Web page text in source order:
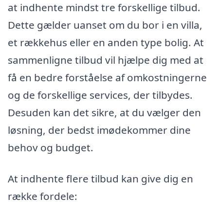
at indhente mindst tre forskellige tilbud.
Dette gælder uanset om du bor i en villa,
et rækkehus eller en anden type bolig. At
sammenligne tilbud vil hjælpe dig med at
få en bedre forståelse af omkostningerne
og de forskellige services, der tilbydes.
Desuden kan det sikre, at du vælger den
løsning, der bedst imødekommer dine
behov og budget.
At indhente flere tilbud kan give dig en
række fordele: